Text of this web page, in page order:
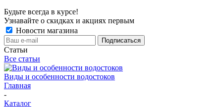
Будьте всегда в курсе!
Узнавайте о скидках и акциях первым
Новости магазина
Статьи
Все статьи
Виды и особенности водостоков
Главная
-
Каталог